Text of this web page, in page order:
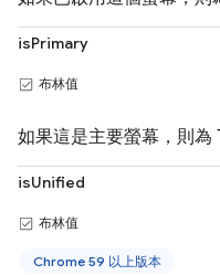
isPrimary
布林值
如果這是主要螢幕，則為
isUnified
布林值
Chrome 59 以上版本